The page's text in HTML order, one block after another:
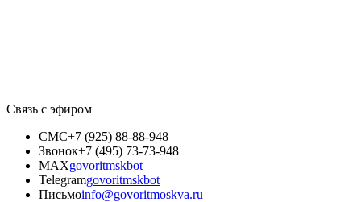
Связь с эфиром
СМС+7 (925) 88-88-948
Звонок+7 (495) 73-73-948
MAXgovoritmskbot
Telegramgovoritmskbot
Письмоinfo@govoritmoskva.ru